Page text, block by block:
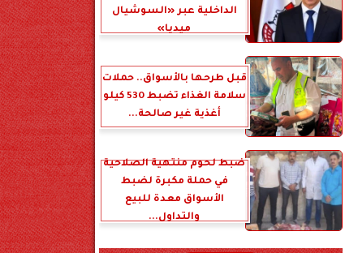
الداخلية عبر «السوشيال
ميديا»
قبل طرحها بالأسواق.. حملات
سلامة الغذاء تضبط 530 كيلو
أغذية غير صالحة...
ضبط لحوم منتهية الصلاحية
في حملة مكبرة لضبط
الأسواق معدة للبيع
والتداول...